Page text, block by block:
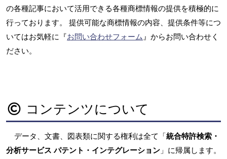
の各種記事において活用できる各種商標情報の提供を積極的に
行っております。 提供可能な商標情報の内容、提供条件等につ
いてはお気軽に『お問い合わせフォーム』からお問い合わせく
ださい。
コンテンツについて
データ、文書、図表類に関する権利は全て「統合特許検索・
分析サービス パテント・インテグレーション 」に帰属します。